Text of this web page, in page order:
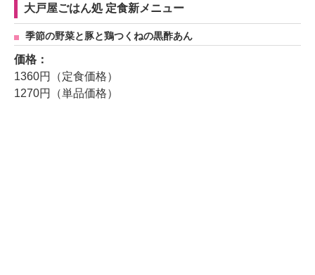
大戸屋ごはん処 定食新メニュー
季節の野菜と豚と鶏つくねの黒酢あん
価格：
1360円（定食価格）
1270円（単品価格）